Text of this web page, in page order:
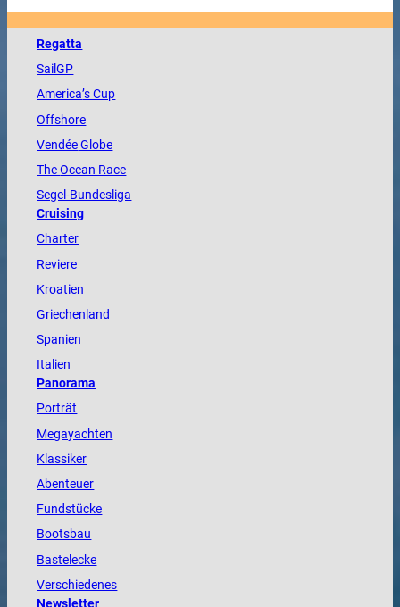
Regatta
SailGP
America’s Cup
Offshore
VendéeGlobe
TheOcean Race
Segel-Bundesliga
Cruising
Charter
Reviere
Kroatien
Griechenland
Spanien
Italien
Panorama
Porträt
Megayachten
Klassiker
Abenteuer
Fundstücke
Bootsbau
Bastelecke
Verschiedenes
Newsletter